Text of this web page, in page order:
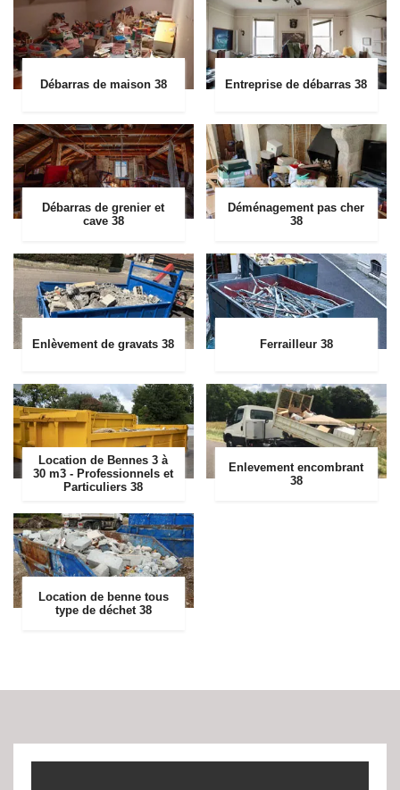
Débarras de maison 38 Entreprise de débarras 38
Débarras de grenier et
cave 38
Déménagement pas cher
38
Enlèvement de gravats 38 Ferrailleur 38
Location de Bennes 3 à
30 m3 - Professionnels et
Particuliers 38
Enlevement encombrant
38
Location de benne tous
type de déchet 38